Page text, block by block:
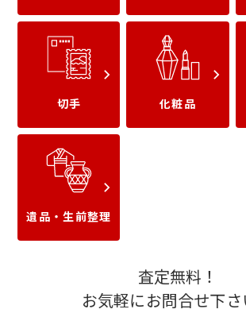
JTB旅行券
切手 化粧品
遺品・生前整理
査定無料！
お気軽にお問合せ下さ